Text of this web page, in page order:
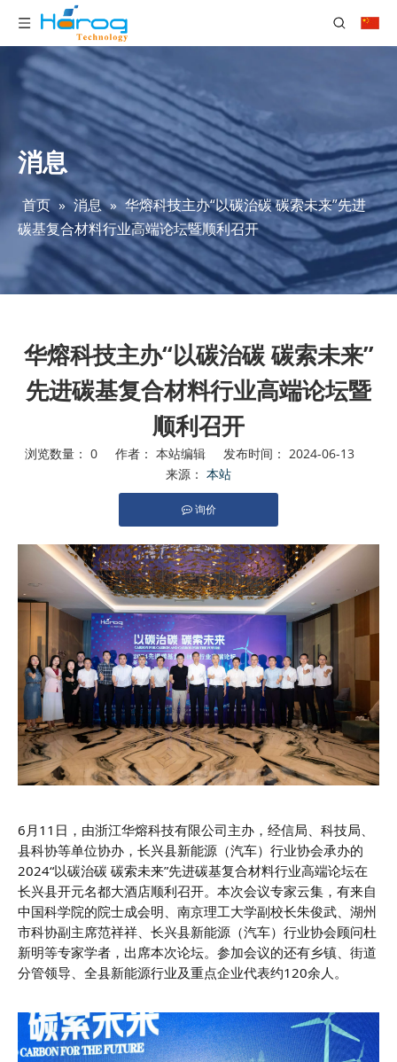
消息
首页 » 消息 » 华熔科技主办“以碳治碳 碳索未来”先进
碳基复合材料行业高端论坛暨顺利召开
华熔科技主办“以碳治碳 碳索未来”
先进碳基复合材料行业高端论坛暨
顺利召开
浏览数量： 0 作者： 本站编辑 发布时间： 2024-06-13
来源： 本站
询价
6月11日，由浙江华熔科技有限公司主办，经信局、科技局、
县科协等单位协办，长兴县新能源（汽车）行业协会承办的
2024“以碳治碳 碳索未来”先进碳基复合材料行业高端论坛在
长兴县开元名都大酒店顺利召开。 本次会议专家云集，有来自
中国科学院的院士成会明、南京理工大学副校长朱俊武、湖州
市科协副主席范祥祥、 长兴县新能源（汽车）行业协会顾问杜
新明等专家学者，出席本次论坛。 参加会议的还有乡镇、街道
分管领导、全县新能源行业及重点企业代表约120余人。